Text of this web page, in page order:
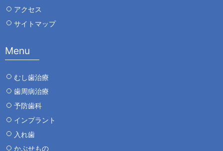
アクセス
サイトマップ
Menu
むし歯治療
歯周病治療
予防歯科
インプラント
入れ歯
かぶせもの